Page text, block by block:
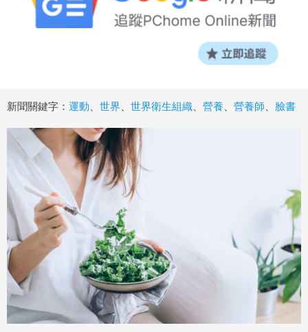
新聞關鍵字： 運動 世界 世界衛生組織 營養 營養師 臉書